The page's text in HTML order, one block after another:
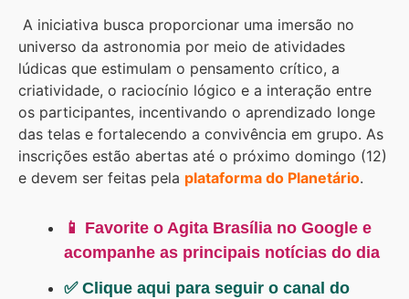
A iniciativa busca proporcionar uma imersão no
universo da astronomia por meio de atividades
lúdicas que estimulam o pensamento crítico, a
criatividade, o raciocínio lógico e a interação entre
os participantes, incentivando o aprendizado longe
das telas e fortalecendo a convivência em grupo. As
inscrições estão abertas até o próximo domingo (12)
e devem ser feitas pela plataforma do Planetário.
📱 Favorite o Agita Brasília no Google e
acompanhe as principais notícias do dia
✅ Clique aqui para seguir o canal do